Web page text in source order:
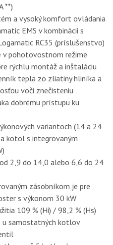
**)
a vysoký komfort ovládania
EMS v kombinácii s
RC35 (príslušenstvo)
v pohotovostnom režime
rýchlu montáž a inštaláciu
tepla zo zliatiny hliníka a
voči znečisteniu
dobrému prístupu ku
variantoch (14 a 24
kotol s integrovaným
2,9 do 14,0 alebo 6,6 do 24
zásobníkom je pre
s výkonom 30 kW
109 % (Hi) / 98,2 % (Hs)
u samostatných kotlov